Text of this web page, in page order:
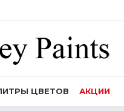
ЦВЕТОВ АКЦИИ